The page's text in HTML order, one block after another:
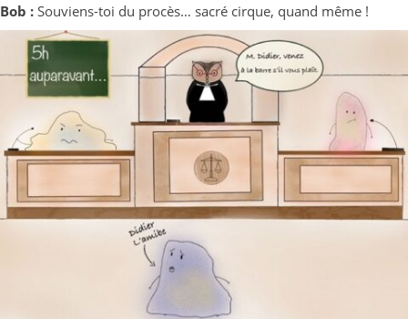
Bob : Souviens-toi du procès… sacré cirque, quand même !